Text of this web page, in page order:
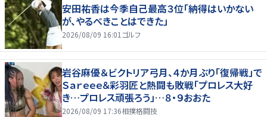
安田祐香は今季自己最高３位「納得はいかない
が、やるべきことはできた」
2026/08/09 16:01 ゴルフ
岩谷麻優＆ビクトリア弓月、４か月ぶり「復帰戦」で
Ｓａｒｅｅｅ＆彩羽匠と熱闘も敗戦「プロレス大好
き…プロレス頑張ろう」…８・９おおた
2026/08/09 17:36相撲格闘技